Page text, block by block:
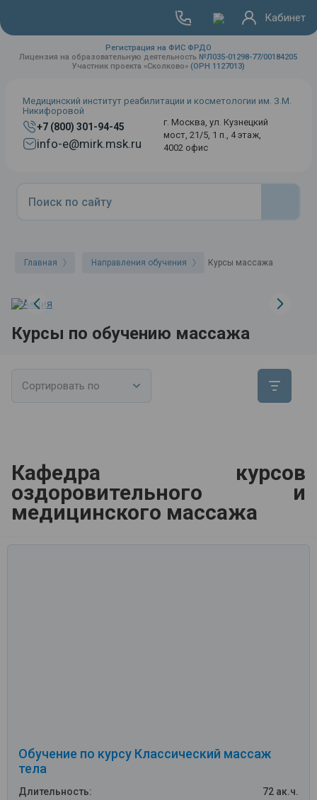
Регистрация на ФИС ФРДО
Лицензия на образовательную деятельность №Л035-01298-77/00184205
Участник проекта «Сколково» (ОРН 1127013)
Медицинский институт реабилитации и косметологии им. З.М.
Никифоровой
+7 (800) 301-94-45
info-e@mirk.msk.ru
г. Москва, ул. Кузнецкий
мост, 21/5, 1 п., 4 этаж,
4002 офис
Кабинет
Главная Направления обучения Курсы массажа
Курсы по обучению массажа
Сортировать по
Кафедра курсов
оздоровительного и
медицинского массажа
Обучение по курсу Классический массаж
тела
Длительность:
72 ак.ч.